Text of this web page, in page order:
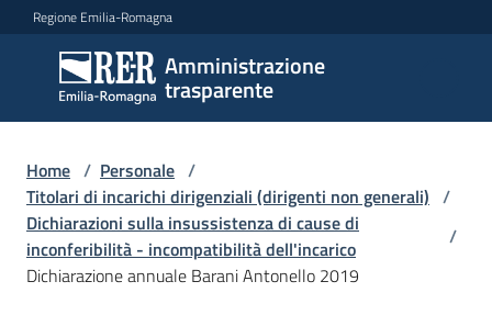
Vai al contenuto
Vai alla navigazione
Vai al footer
Regione Emilia-Romagna
Amministrazione
trasparente
Amministrazione
trasparente
Sottosezioni
Accesso
Home / Personale /
Titolari di incarichi dirigenziali (dirigenti non generali) /
Dichiarazioni sulla insussistenza di cause di
inconferibilità - incompatibilità dell'incarico
/
Dichiarazione annuale Barani Antonello 2019